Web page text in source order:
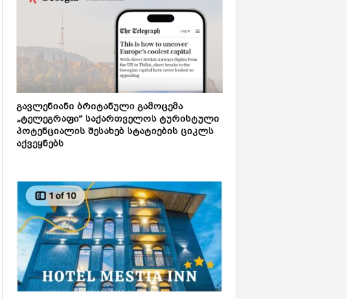
გავლენიანი ბრიტანული გამოცემა
„ტელეგრაფი“ საქართველოს ტურისტული
პოტენციალის შესახებ სტატიების ციკლს
აქვეყნებს